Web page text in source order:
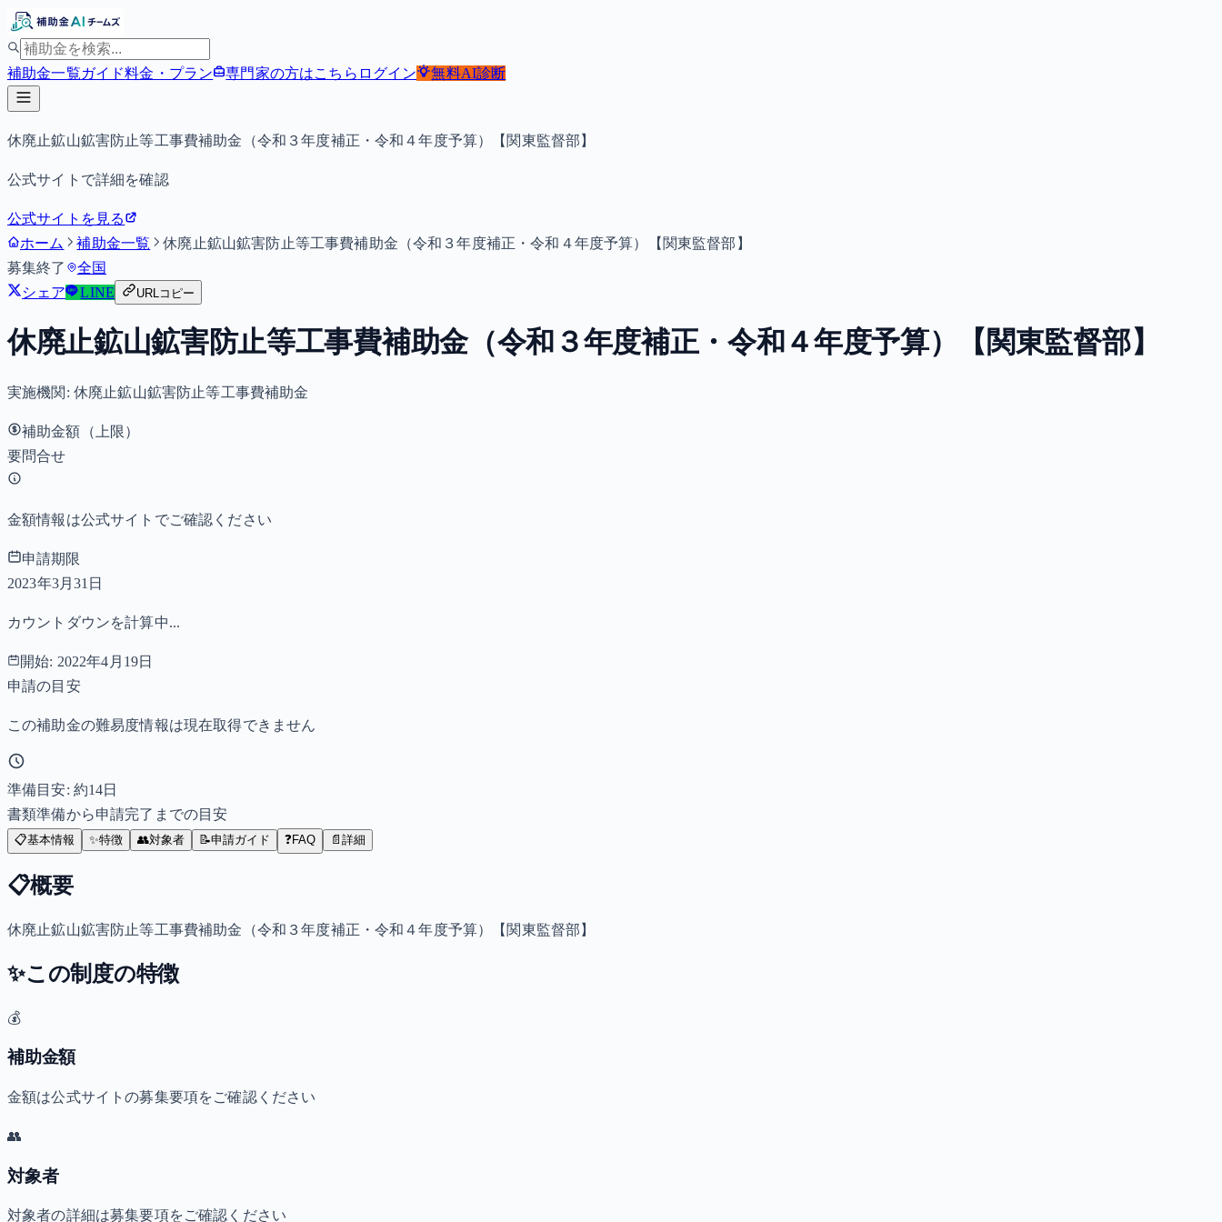
補助金一覧ガイド料金・プラン 専門家の方はこちら ログイン 無料AI診断
休廃止鉱山鉱害防止等工事費補助金（令和３年度補正・令和４年度予算）【関東監督部】
公式サイトで詳細を確認
公式サイトを見る
ホーム
補助金一覧
休廃止鉱山鉱害防止等工事費補助金（令和３年度補正・令和４年度予算）【関東監督部】
募集終了
全国
シェア
LINE URLコピー
休廃止鉱山鉱害防止等工事費補助金（令和３年度補正・令和４年度予算）【関東監督部】
実施機関: 休廃止鉱山鉱害防止等工事費補助金
補助金額（上限）
要問合せ
金額情報は公式サイトでご確認ください
申請期限
2023年3月31日
カウントダウンを計算中...
開始: 2022年4月19日
申請の目安
この補助金の難易度情報は現在取得できません
準備目安: 約14日
書類準備から申請完了までの目安
📋基本情報 ✨特徴 👥対象者 📝申請ガイド ❓FAQ 📄 詳細
📋概要
休廃止鉱山鉱害防止等工事費補助金（令和３年度補正・令和４年度予算）【関東監督部】
✨この制度の特徴
💰
補助金額
金額は公式サイトの募集要項をご確認ください
👥
対象者
対象者の詳細は募集要項をご確認ください